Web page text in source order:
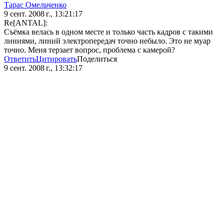
Тарас Омельченко
9 сент. 2008 г., 13:21:17
Re[ANTAL]:
Съёмка велась в одном месте и только часть кадров с такими
линиями, линий электропередач точно небыло. Это не муар
точно. Меня терзает вопрос, проблема с камерой?
ОтветитьЦитироватьПоделиться
9 сент. 2008 г., 13:32:17